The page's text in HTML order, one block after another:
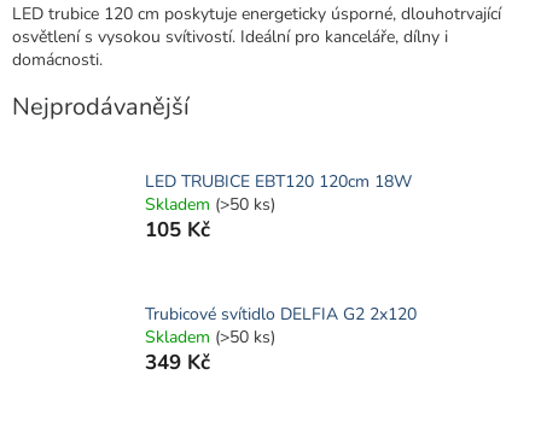
LED trubice 120 cm poskytuje energeticky úsporné, dlouhotrvající
osvětlení s vysokou svítivostí. Ideální pro kanceláře, dílny i
domácnosti.
Nejprodávanější
LED TRUBICE EBT120 120cm 18W
Skladem (>50 ks)
105 Kč
Trubicové svítidlo DELFIA G2 2x120
Skladem (>50 ks)
349 Kč